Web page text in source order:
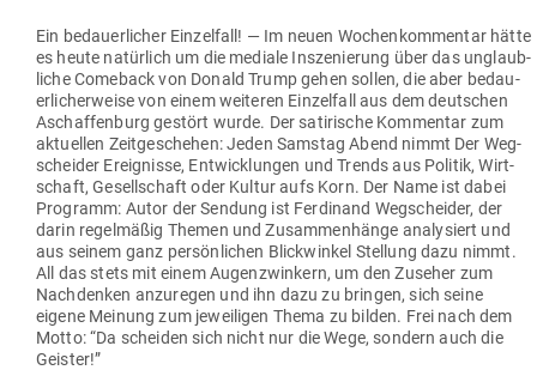
Ein bedau­er­licher Ein­zelfall! — Im neuen Wochen­kom­mentar hätte
es heute natürlich um die mediale Insze­nierung über das unglaub­
liche Comeback von Donald Trump gehen sollen, die aber bedau­
er­li­cher­weise von einem wei­teren Ein­zelfall aus dem deut­schen
Aschaf­fenburg gestört wurde. Der sati­rische Kom­mentar zum
aktu­ellen Zeit­ge­schehen: Jeden Samstag Abend nimmt Der Weg­
scheider Ereig­nisse, Ent­wick­lungen und Trends aus Politik, Wirt­
schaft, Gesell­schaft oder Kultur aufs Korn. Der Name ist dabei
Pro­gramm: Autor der Sendung ist Fer­dinand Weg­scheider, der
darin regel­mäßig Themen und Zusam­men­hänge ana­ly­siert und
aus seinem ganz per­sön­lichen Blick­winkel Stellung dazu nimmt.
All das stets mit einem Augen­zwinkern, um den Zuseher zum
Nach­denken anzu­regen und ihn dazu zu bringen, sich seine
eigene Meinung zum jewei­ligen Thema zu bilden. Frei nach dem
Motto: “Da scheiden sich nicht nur die Wege, sondern auch die
Geister!”